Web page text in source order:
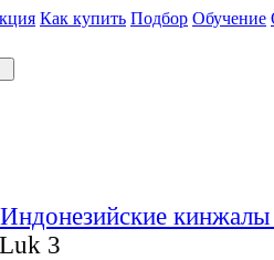
Как купить Подбор Обучение
Индонезийские
3